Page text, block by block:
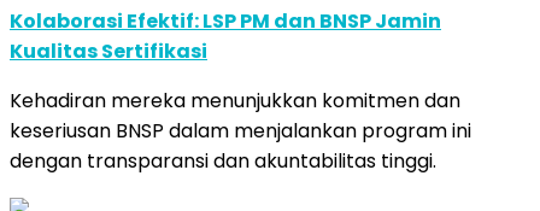
Kolaborasi Efektif: LSP PM dan BNSP Jamin
Kualitas Sertifikasi
Kehadiran mereka menunjukkan komitmen dan
keseriusan BNSP dalam menjalankan program ini
dengan transparansi dan akuntabilitas tinggi.